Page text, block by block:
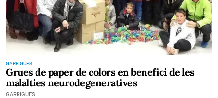
GARRIGUES
Grues de paper de colors en benefici de les
malalties neurodegeneratives
GARRIGUES